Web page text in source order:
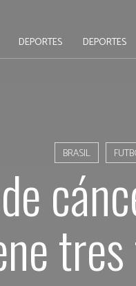
DEPORTES DEPORTES
BRASIL